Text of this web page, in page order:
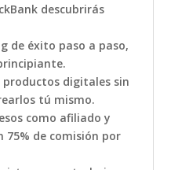
descubrirás
de éxito paso a paso,
productos digitales sin
tú mismo.
como afiliado y
75% de comisión por